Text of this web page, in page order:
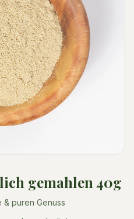
gemahlen 40g
puren Genuss